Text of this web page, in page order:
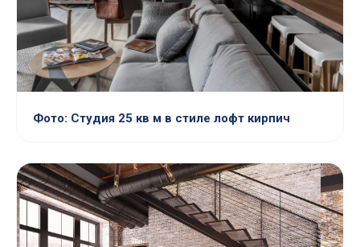
Фото: Студия 25 кв м в стиле лофт кирпич